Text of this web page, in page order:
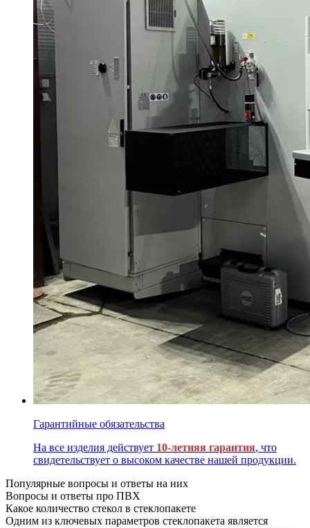
Гарантийные обязательства
На все изделия действует 10-летняя гарантия, что
свидетельствует о высоком качестве нашей продукции.
Популярные вопросы и ответы на них
Вопросы и ответы про ПВХ
Какое количество стекол в стеклопакете
Одним из ключевых параметров стеклопакета является